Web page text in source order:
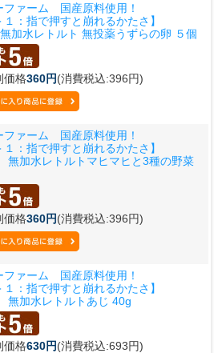
ファーム 国産原料使用！
１：指で押すと崩れるかたさ】
加水レトルト 無投薬うずらの卵 ５個
価格360円(消費税込:396円)
ファーム 国産原料使用！
１：指で押すと崩れるかたさ】
加水レトルトマヒマヒと3種の野菜
価格360円(消費税込:396円)
ファーム 国産原料使用！
１：指で押すと崩れるかたさ】
加水レトルトあじ 40g
価格630円(消費税込:693円)